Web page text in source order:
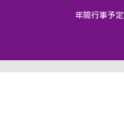
年間行事予定